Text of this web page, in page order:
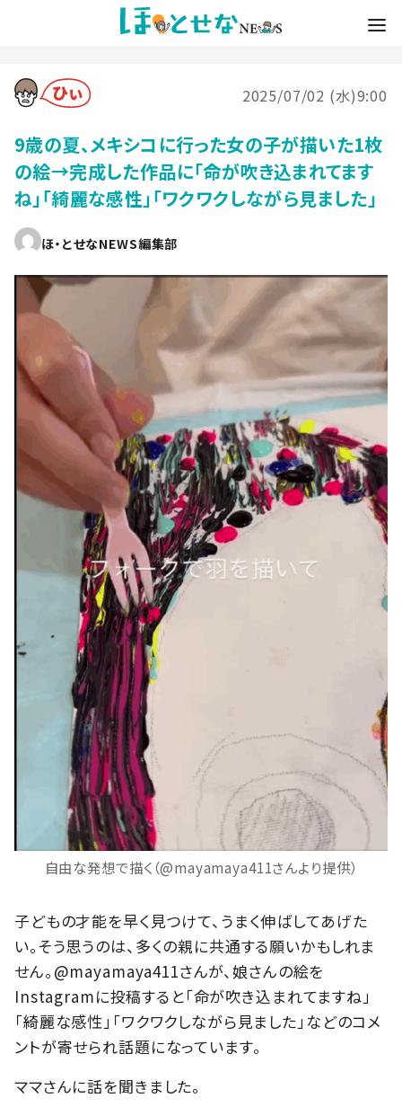
2025/07/02 (水)9:00
9歳の夏、メキシコに行った女の子が描いた1枚
の絵→完成した作品に「命が吹き込まれてます
ね」「綺麗な感性」「ワクワクしながら見ました」
ほ・とせなNEWS編集部
自由な発想で描く（@mayamaya411さんより提供）
子どもの才能を早く見つけて、うまく伸ばしてあげた
い。そう思うのは、多くの親に共通する願いかもしれま
せん。@mayamaya411さんが、娘さんの絵を
Instagramに投稿すると「命が吹き込まれてますね」
「綺麗な感性」「ワクワクしながら見ました」などのコメ
ントが寄せられ話題になっています。
ママさんに話を聞きました。